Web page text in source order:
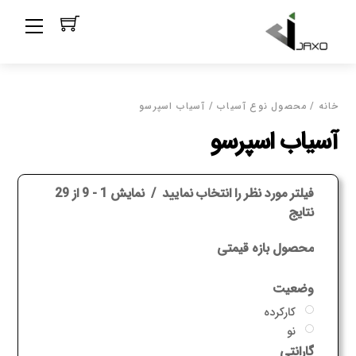
content
خانه / محصول نوع آسیاب / آسیاب اسپرسو
آسیاب اسپرسو
فیلتر مورد نظر را انتخاب نمایید
نمایش 1 - 9 از 29
نتایج
محصول بازه قیمتی
وضعیت
کارکرده
نو
گارانتی